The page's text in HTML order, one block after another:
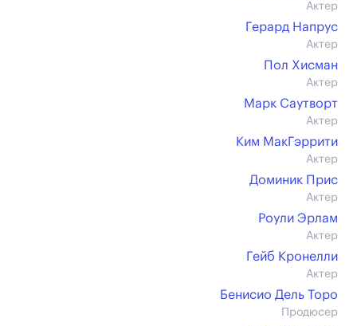
Актер
Герард Напрус
Актер
Пол Хисман
Актер
Марк Саутворт
Актер
Ким МакГэррити
Актер
Доминик Прис
Актер
Роули Эрлам
Актер
Гейб Кронелли
Актер
Бенисио Дель Торо
Продюсер